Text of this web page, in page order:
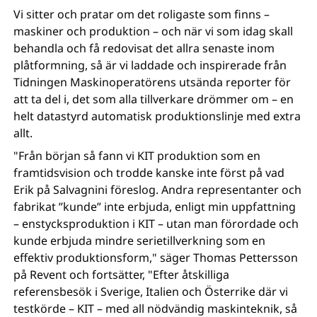
Vi sitter och pratar om det roligaste som finns –
maskiner och produktion – och när vi som idag skall
behandla och få redovisat det allra senaste inom
plåtformning, så är vi laddade och inspirerade från
Tidningen Maskinoperatörens utsända reporter för
att ta del i, det som alla tillverkare drömmer om – en
helt datastyrd automatisk produktionslinje med extra
allt.
"Från början så fann vi KIT produktion som en
framtidsvision och trodde kanske inte först på vad
Erik på Salvagnini föreslog. Andra representanter och
fabrikat ”kunde” inte erbjuda, enligt min uppfattning
– enstycksproduktion i KIT – utan man förordade och
kunde erbjuda mindre serietillverkning som en
effektiv produktionsform," säger Thomas Pettersson
på Revent och fortsätter, "Efter åtskilliga
referensbesök i Sverige, Italien och Österrike där vi
testkörde – KIT – med all nödvändig maskinteknik, så